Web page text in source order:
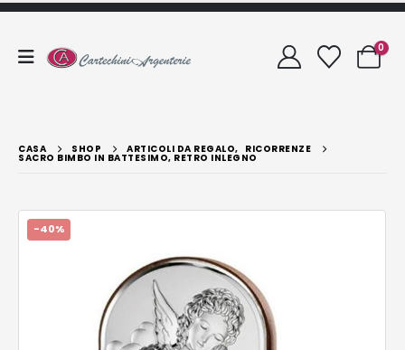
0
CASA SHOP ARTICOLI DA REGALO, RICORRENZE
SACRO BIMBO IN BATTESIMO, RETRO INLEGNO
-40%